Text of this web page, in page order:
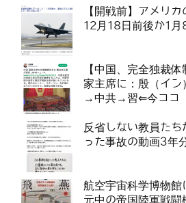
【開戦前】アメリ
12月18日前後か1月
【中国、完全独裁
家主席に：殷（イ
→中共→習⇐今ココ
反省しない教員た
った事故の動画3年
航空宇宙科学博物館
元中の帝国陸軍戦闘